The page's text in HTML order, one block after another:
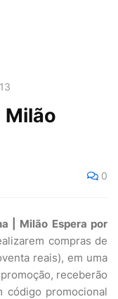
Milão
0
| Milão Espera por
compras de
reais), em uma
receberão
código promocional